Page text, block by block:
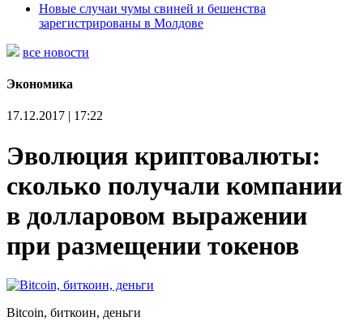
Новые случаи чумы свиней и бешенства
зарегистрированы в Молдове
все новости
Экономика
17.12.2017 | 17:22
Эволюция криптовалюты:
сколько получали компании
в долларовом выражении
при размещении токенов
Bitcoin, биткоин, деньги